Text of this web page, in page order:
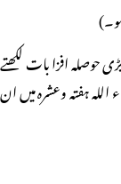
حوصلہ افزا بات لکھتے
ہفتہ وعشرہ میں ان